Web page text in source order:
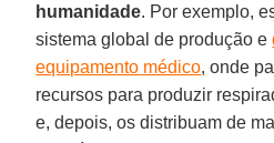
humanidade. Por exemplo,
sistema global de produção e
equipamento médico, onde
recursos para produzir
e, depois, os distribuam de